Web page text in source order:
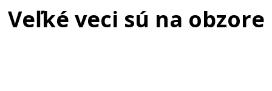
Veľké veci sú na obzore